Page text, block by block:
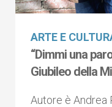
ARTE E
“Dimmi una
Giubileo della
Autore è Andrea